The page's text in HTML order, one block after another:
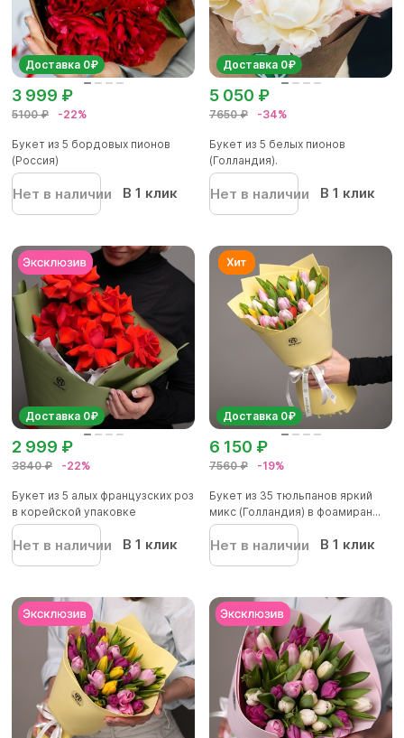
Доставка 0₽
5100 ₽ -22%
3 999 ₽
Букет из 5 бордовых пионов
(Россия)
Нет в наличии В 1 клик
Доставка 0₽
7650 ₽ -34%
5 050 ₽
Букет из 5 белых пионов
(Голландия).
Нет в наличии В 1 клик
Доставка 0₽
3840 ₽ -22%
2 999 ₽
Букет из 5 алых французских роз
в корейской упаковке
Нет в наличии В 1 клик
Доставка 0₽
7560 ₽ -19%
6 150 ₽
Букет из 35 тюльпанов яркий
микс (Голландия) в фоамиран...
Нет в наличии В 1 клик